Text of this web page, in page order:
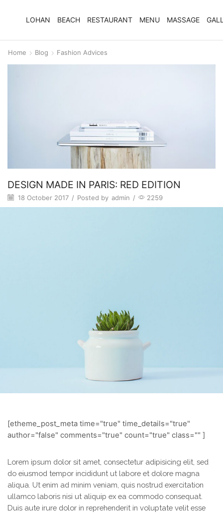
LOHAN BEACH RESTAURANT MENU MASSAGE
Home Blog Fashion Advices
DESIGN MADE IN PARIS: RED EDITION
18 October 2017 / Posted by admin / 2259
[etheme_post_meta time="true" time_details="true"
author="false" comments="true" count="true" class="" ]
Lorem ipsum dolor sit amet, consectetur adipisicing elit, sed
do eiusmod tempor incididunt ut labore et dolore magna
aliqua. Ut enim ad minim veniam, quis nostrud exercitation
ullamco laboris nisi ut aliquip ex ea commodo consequat.
Duis aute irure dolor in reprehenderit in voluptate velit esse